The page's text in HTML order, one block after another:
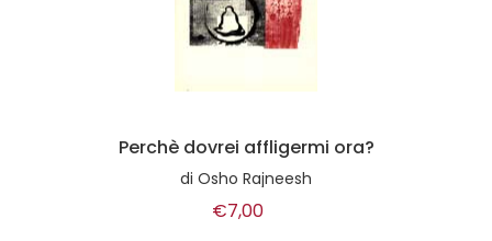
Perchè dovrei affligermi ora?
di Osho Rajneesh
€7,00